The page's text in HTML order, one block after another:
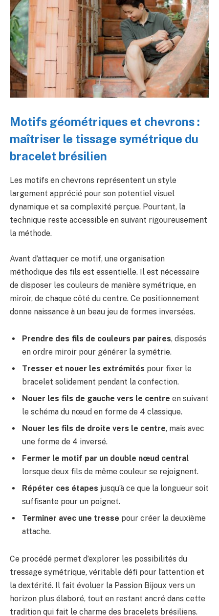
Motifs géométriques et chevrons :
maîtriser le tissage symétrique du
bracelet brésilien
Les motifs en chevrons représentent un style
largement apprécié pour son potentiel visuel
dynamique et sa complexité perçue. Pourtant, la
technique reste accessible en suivant rigoureusement
la méthode.
Avant d’attaquer ce motif, une organisation
méthodique des fils est essentielle. Il est nécessaire
de disposer les couleurs de manière symétrique, en
miroir, de chaque côté du centre. Ce positionnement
donne naissance à un beau jeu de formes inversées.
Prendre des fils de couleurs par paires, disposés
en ordre miroir pour générer la symétrie.
Tresser et nouer les extrémités pour fixer le
bracelet solidement pendant la confection.
Nouer les fils de gauche vers le centre en suivant
le schéma du nœud en forme de 4 classique.
Nouer les fils de droite vers le centre, mais avec
une forme de 4 inversé.
Fermer le motif par un double nœud central
lorsque deux fils de même couleur se rejoignent.
Répéter ces étapes jusqu’à ce que la longueur soit
suffisante pour un poignet.
Terminer avec une tresse pour créer la deuxième
attache.
Ce procédé permet d’explorer les possibilités du
tressage symétrique, véritable défi pour l’attention et
la dextérité. Il fait évoluer la Passion Bijoux vers un
horizon plus élaboré, tout en restant ancré dans cette
tradition qui fait le charme des bracelets brésiliens.